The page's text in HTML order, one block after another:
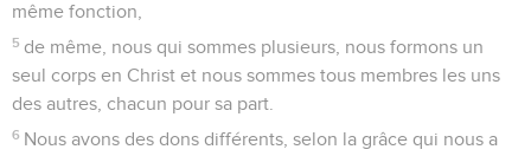
même fonction,
5 de même, nous qui sommes plusieurs, nous formons un
seul corps en Christ et nous sommes tous membres les uns
des autres, chacun pour sa part.
6 Nous avons des dons différents, selon la grâce qui nous a